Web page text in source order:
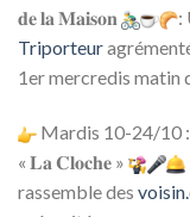
𝐝𝐞 𝐥𝐚 𝐌𝐚𝐢𝐬𝐨𝐧
:
Triporteur
1er mercredis matin
Mardis 10-24/10 :
« 𝐋𝐚 𝐂𝐥𝐨𝐜𝐡𝐞 »
rassemble des